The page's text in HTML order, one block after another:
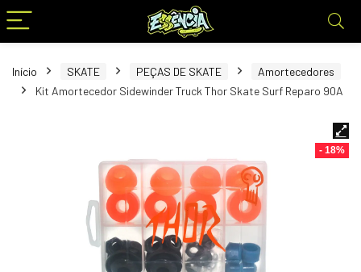
Início SKATE PEÇAS DE SKATE
Amortecedores
Kit Amortecedor Sidewinder Truck Thor Skate Surf Reparo 90A
- 18%